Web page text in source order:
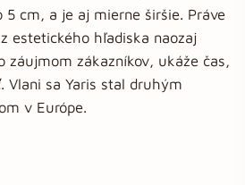
5 cm, a je aj mierne širšie. Práve
estetického hľadiska naozaj
záujmom zákazníkov, ukáže čas,
Vlani sa Yaris stal druhým
v Európe.